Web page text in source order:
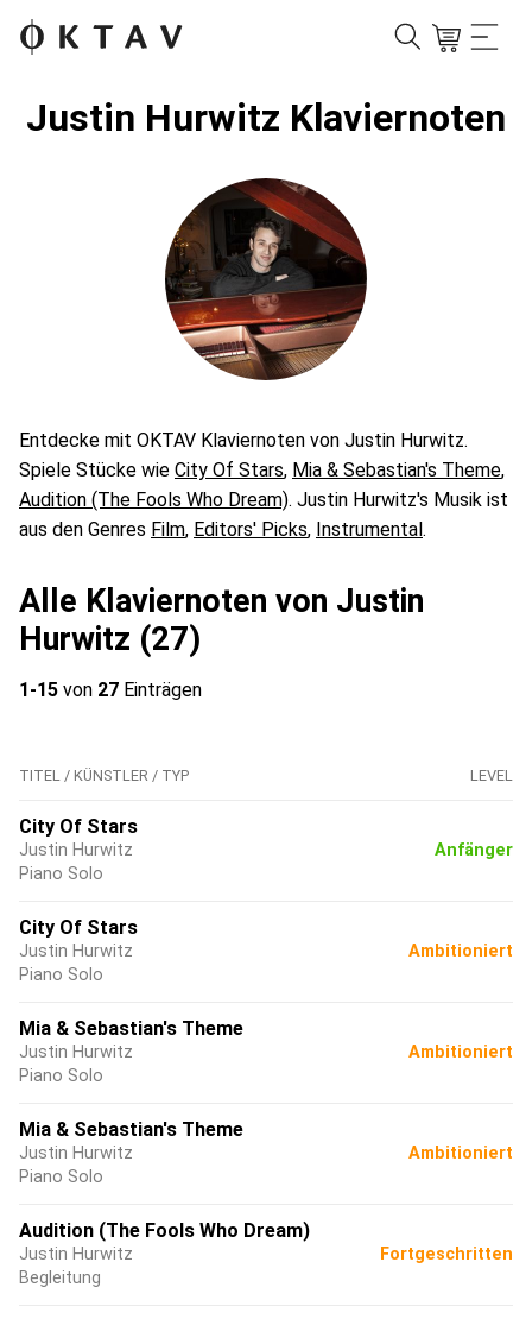
Justin Hurwitz Klaviernoten
Entdecke mit OKTAV Klaviernoten von Justin Hurwitz.
Spiele Stücke wie City Of Stars, Mia & Sebastian's Theme,
Audition (The Fools Who Dream). Justin Hurwitz's Musik ist
aus den Genres Film, Editors' Picks, Instrumental.
Alle Klaviernoten von Justin
Hurwitz (27)
1-15 von 27 Einträgen
TITEL / KÜNSTLER / TYP LEVEL
City Of Stars
Justin Hurwitz
Piano Solo
Anfänger
City Of Stars
Justin Hurwitz
Piano Solo
Ambitioniert
Mia & Sebastian's Theme
Justin Hurwitz
Piano Solo
Ambitioniert
Mia & Sebastian's Theme
Justin Hurwitz
Piano Solo
Ambitioniert
Audition (The Fools Who Dream)
Justin Hurwitz
Begleitung
Fortgeschritten